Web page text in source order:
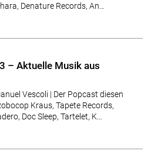
Denature Records, An…
– Aktuelle Musik aus
Vescoli | Der Popcast diesen
Kraus, Tapete Records,
Doc Sleep, Tartelet, K…